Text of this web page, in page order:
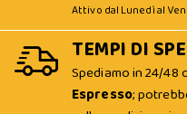
Attivo dal Lunedì al
TEMPI DI
Spediamo in 24/48
Espresso;